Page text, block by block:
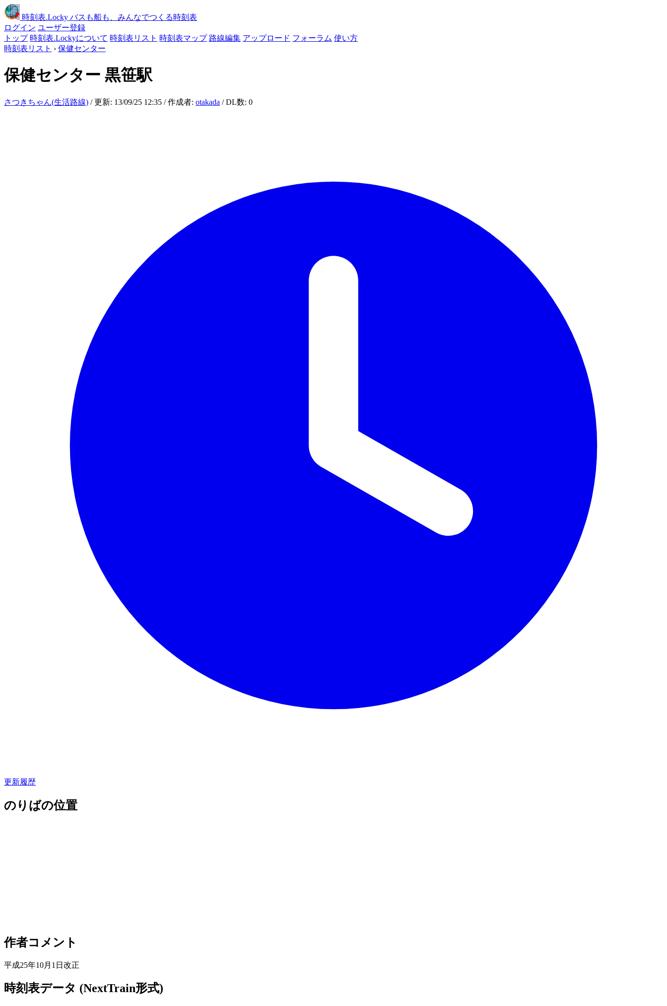
時刻表.Locky バスも船も、みんなでつくる時刻表
ログイン ユーザー登録
トップ 時刻表.Lockyについて 時刻表リスト 時刻表マップ 路線編集 アップロード フォーラム 使い方
時刻表リスト › 保健センター
保健センター 黒笹駅
さつきちゃん(生活路線) / 更新: 13/09/25 12:35 / 作成者: otakada / DL数: 0
更新履歴
のりばの位置
作者コメント
平成25年10月1日改正
時刻表データ (NextTrain形式)